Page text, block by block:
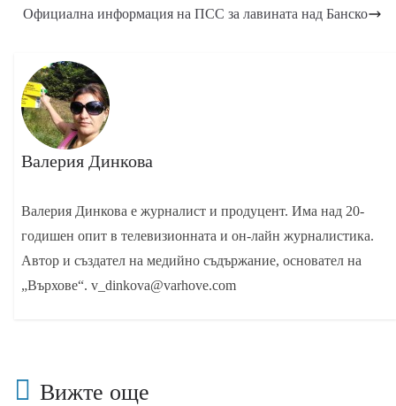
Официална информация на ПСС за лавината над Банско
Валерия Динкова
Валерия Динкова е журналист и продуцент. Има над 20-
годишен опит в телевизионната и он-лайн журналистика.
Автор и създател на медийно съдържание, основател на
„Върхове“. v_dinkova@varhove.com
Вижте още